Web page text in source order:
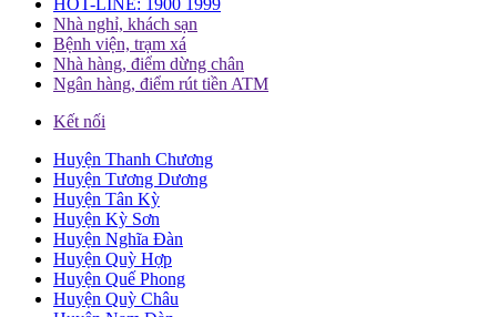
Nhà nghỉ, khách sạn
Bệnh viện, trạm xá
Nhà hàng, điểm dừng chân
Ngân hàng, điểm rút tiền ATM
Kết nối
Huyện Thanh Chương
Huyện Tương Dương
Huyện Tân Kỳ
Huyện Kỳ Sơn
Huyện Nghĩa Đàn
Huyện Quỳ Hợp
Huyện Quế Phong
Huyện Quỳ Châu